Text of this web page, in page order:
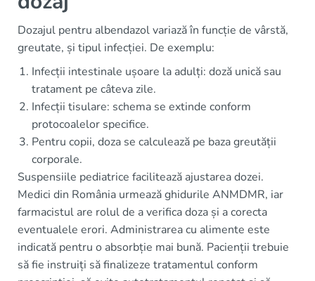
Dozajul pentru albendazol variază în funcție de vârstă,
greutate, și tipul infecției. De exemplu:
Infecții intestinale ușoare la adulți: doză unică sau
tratament pe câteva zile.
Infecții tisulare: schema se extinde conform
protocoalelor specifice.
Pentru copii, doza se calculează pe baza greutății
corporale.
Suspensiile pediatrice facilitează ajustarea dozei.
Medici din România urmează ghidurile ANMDMR, iar
farmacistul are rolul de a verifica doza și a corecta
eventualele erori. Administrarea cu alimente este
indicată pentru o absorbție mai bună. Pacienții trebuie
să fie instruiți să finalizeze tratamentul conform